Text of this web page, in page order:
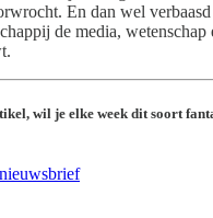
En dan wel
de media, wetenschap
wil je elke week dit soort